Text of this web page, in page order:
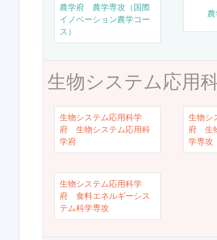
農学府 農学専攻（国際
イノベーション農学コー
ス）
生物システム応用
生物システム応用科学
府 生物システム応用科
学府
生物シ
府 生
学専攻
生物システム応用科学
府 食料エネルギーシス
テム科学専攻